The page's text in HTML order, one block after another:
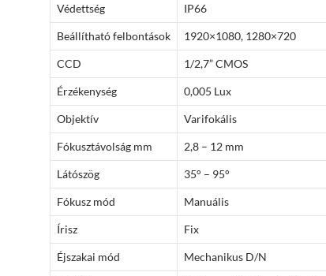
Védettség IP66
Beállítható felbontások 1920×1080, 1280×720
CCD 1/2,7” CMOS
Érzékenység 0,005 Lux
Objektív Varifokális
Fókusztávolság mm 2,8 – 12 mm
Látószög 35° – 95°
Fókusz mód Manuális
Írisz Fix
Éjszakai mód Mechanikus D/N